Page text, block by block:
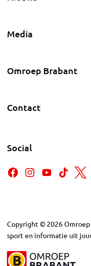
Media
Omroep Brabant
Contact
Social
Copyright © 2026
sport en informatie uit